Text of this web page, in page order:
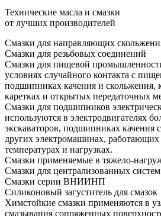
Технические масла и смазки
от лучших производителей
Смазки для направляющих
Смазки для резьбовых соединений
Смазки для пищевой
условиях случайного контакта с
подшипниках качения и скольжения,
каретках и открытых передаточных
Смазки для подшипников
используются в электродвигателях
экскаваторов, подшипниках качения
других электромашинах,
температурах и нагрузках.
Смазки применяемые в тяжело-
Смазки для централизованных
Смазки серии ВНИИНП
Силиконовый загуститель для смазок
Химстойкие смазки применяются в
смазывания сопряженных